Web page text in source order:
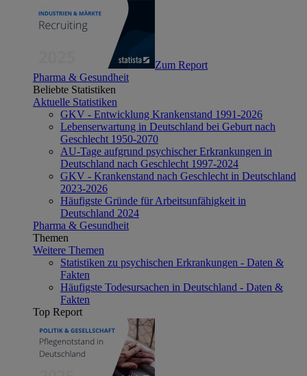
Zum Report
Pharma & Gesundheit
Beliebte Statistiken
Aktuelle Statistiken
GKV - Entwicklung Krankenstand 1991-2026
Lebenserwartung in Deutschland bei Geburt nach
Geschlecht 1950-2070
AU-Tage aufgrund psychischer Erkrankungen in
Deutschland nach Geschlecht 1997-2024
GKV - Krankenstand nach Geschlecht in Deutschland
2023-2026
Häufigste Gründe für Arbeitsunfähigkeit in
Deutschland 2024
Pharma & Gesundheit
Themen
Weitere Themen
Statistiken zu psychischen Erkrankungen - Daten &
Fakten
Häufigste Todesursachen in Deutschland - Daten &
Fakten
Top Report